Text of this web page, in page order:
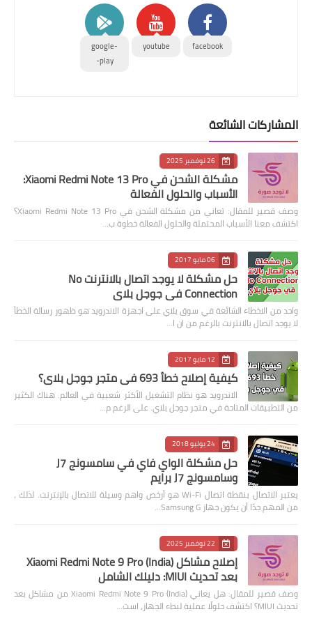
facebook
youtube
google-
play-
المشاركات الشائعة
26 نوفمبر 2025
مشكلة الشحن في Xiaomi Redmi Note 13 Pro:
الأسباب والحلول الفعالة
وصف قصير للمقال: تعاني من مشكلة الشحن في Xiaomi Redmi Note 13 Pro؟
اكتشف معنا الأسباب المحتملة والحلول الفعالة خطوة ب…
06 مايو 2017
حل مشكلة لا يوجد اتصال بالانترنت No
Connection في جوجل بلاي
واحد من الاخطاء الشائعة في سوق بلاي على اجهزة الاندرويد هو ظهور رسالة الخطأ
لا يوجد اتصال بالانترنت بالرغم من ان ا…
12 مايو 2017
كيفية إصلاح خطأ 693 في متجر جوجل بلاي؟
الاندرويد هو نظام التشغيل الأكثر شعبية في العالم. هناك الكثير
من التطبيقات المتاحة في متجر جوجل بلاي. على الرغم م…
24 يوليو 2018
حل مشكلة الواي فاي في سامسونج J7
وسامسونج J7 برايم
يعتبر الاتصال بنقطة اتصال Wi-Fi هو أرخص واهم وسيلة للاتصال بالإنترنت. لذلك ،
من المهم جدًا أن يكون جهاز Samsung G…
22 نوفمبر 2025
إصلاح مشاكل Xiaomi Redmi Note 9 Pro (India)
بعد تحديث MIUI: دليلك الشامل
وصف قصير للمقال: هل يعاني Xiaomi Redmi Note 9 Pro (India) من مشاكل بعد
تحديث MIUI؟ اكتشف حلولًا عملية لبطء الجهاز، است…